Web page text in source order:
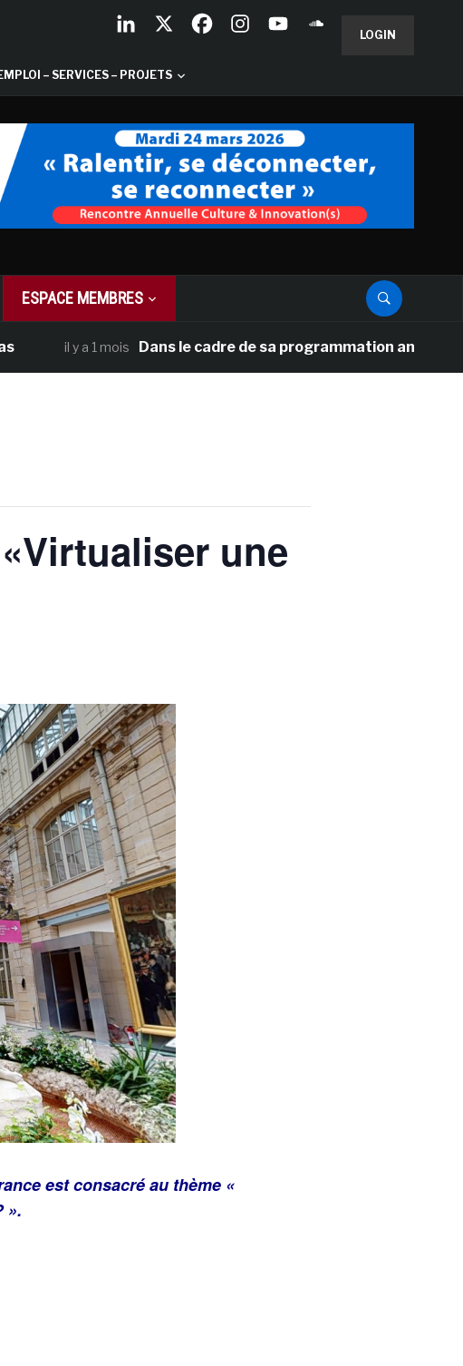
LOGIN
– SERVICES – PROJETS
ESPACE MEMBRES
il y a 1 mois Dans le cadre de sa programmation américaine,
une
est consacré au thème «
».